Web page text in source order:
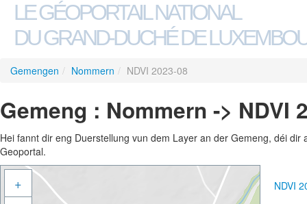
LE GÉOPORTAIL NATIONAL
DU GRAND-DUCHÉ DE
Gemengen / Nommern / NDVI 2023-08
Gemeng : Nommern -> NDVI
Hei fannt dir eng Duerstellung vun dem Layer an der Gemeng, déi
Geoportal.
+
NDVI